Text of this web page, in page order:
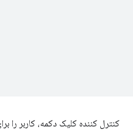
کنترل کننده کلیک دکمه، کاربر را